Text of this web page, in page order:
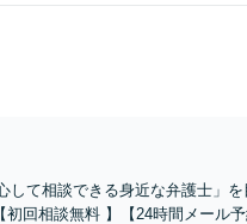
て相談できる身近な弁護士」を
回相談無料 】【24時間メール予